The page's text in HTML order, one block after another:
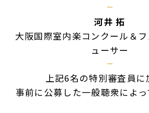
河井 拓
大阪国際室内楽コンクール＆
ューサー
上記6名の特別審査員に
事前に公募した一般聴衆によ